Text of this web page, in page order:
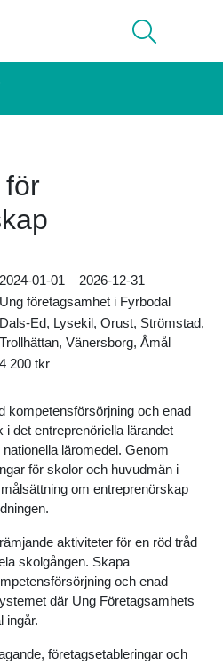
för
2024-01-01 – 2026-12-31
Ung företagsamhet i Fyrbodal
Dals-Ed, Lysekil, Orust, Strömstad,
Trollhättan, Vänersborg, Åmål
4 200 tkr​
kompetensförsörjning och enad
det entreprenöriella lärandet
läromedel. Genom
för skolor och huvudmän i
om entreprenörskap
aktiviteter för en röd tråd
skolgången. Skapa
och enad
där Ung Företagsamhets
företagsetableringar och